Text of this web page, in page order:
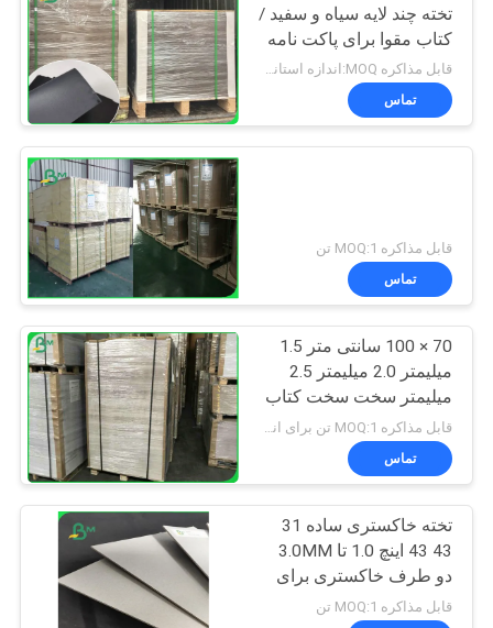
تخته چند لایه سیاه و سفید /
کتاب مقوا برای پاکت نامه
300GSM 350GSM
قابل مذاکره MOQ:اندازه استاندارد 1 تن، سایز دیگر 10 تن
تماس
قابل مذاکره MOQ:1 تن
تماس
70 × 100 سانتی متر 1.5
میلیمتر 2.0 میلیمتر 2.5
میلیمتر سخت سخت کتاب
تخته اتصال برای بسته بندی
تماس
تخته خاکستری ساده 31
43 43 اینچ 1.0 تا 3.0MM
دو طرف خاکستری برای
روکش کیف
قابل مذاکره MOQ:1 تن